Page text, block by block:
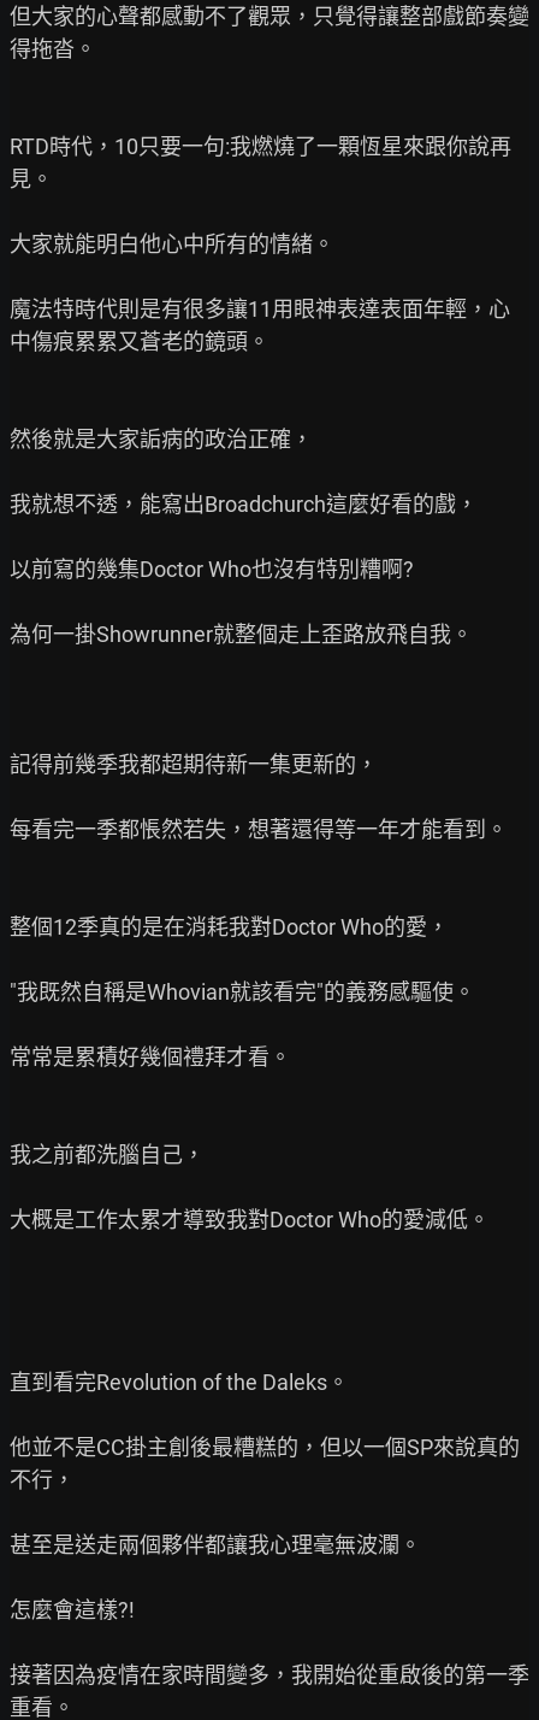
但大家的心聲都感動不了觀眾，只覺得讓整部戲節奏變
得拖沓。
RTD時代，10只要一句:我燃燒了一顆恆星來跟你說再
見。
大家就能明白他心中所有的情緒。
魔法特時代則是有很多讓11用眼神表達表面年輕，心
中傷痕累累又蒼老的鏡頭。
然後就是大家詬病的政治正確，
我就想不透，能寫出Broadchurch這麼好看的戲，
以前寫的幾集Doctor Who也沒有特別糟啊?
為何一掛Showrunner就整個走上歪路放飛自我。
記得前幾季我都超期待新一集更新的，
每看完一季都悵然若失，想著還得等一年才能看到。
整個12季真的是在消耗我對Doctor Who的愛，
"我既然自稱是Whovian就該看完"的義務感驅使。
常常是累積好幾個禮拜才看。
我之前都洗腦自己，
大概是工作太累才導致我對Doctor Who的愛減低。
直到看完Revolution of the Daleks。
他並不是CC掛主創後最糟糕的，但以一個SP來說真的
不行，
甚至是送走兩個夥伴都讓我心理毫無波瀾。
怎麼會這樣?!
接著因為疫情在家時間變多，我開始從重啟後的第一季
重看。